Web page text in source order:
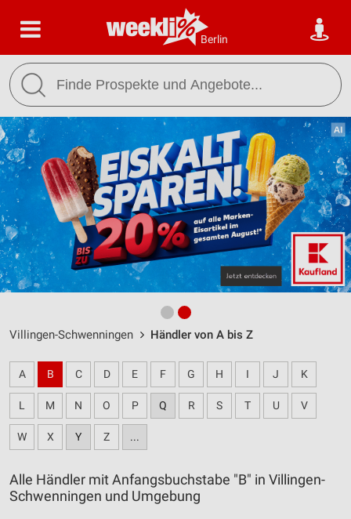
Berlin
Villingen-Schwenningen Händler von A bis Z
A B C D E F G H I J K
L M N O P Q R S T U V
W X Y Z ...
Alle Händler mit Anfangsbuchstabe "B" in Villingen-
Schwenningen und Umgebung